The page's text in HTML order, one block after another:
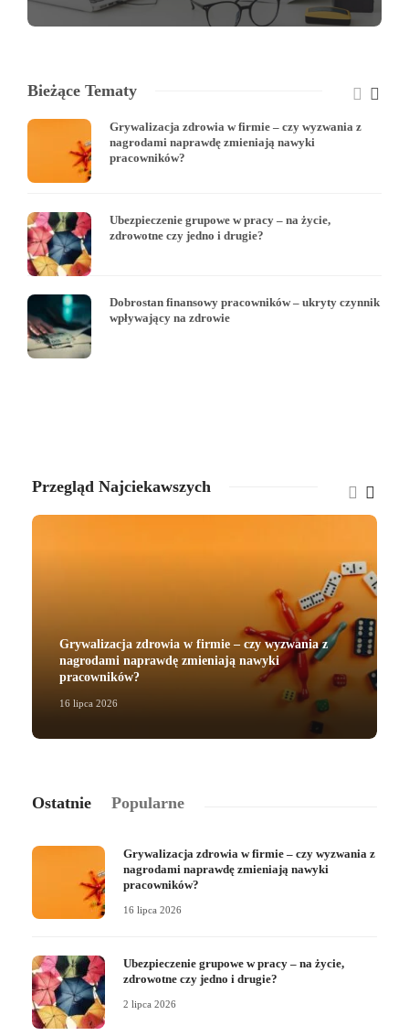
Bieżące Tematy
Grywalizacja zdrowia w firmie – czy wyzwania z
nagrodami naprawdę zmieniają nawyki
pracowników?
Ubezpieczenie grupowe w pracy – na życie,
zdrowotne czy jedno i drugie?
Dobrostan finansowy pracowników – ukryty czynnik
wpływający na zdrowie
Przegląd Najciekawszych
Grywalizacja zdrowia w firmie – czy wyzwania z
nagrodami naprawdę zmieniają nawyki
pracowników?
16 lipca 2026
Ostatnie Popularne
Grywalizacja zdrowia w firmie – czy wyzwania z
nagrodami naprawdę zmieniają nawyki
pracowników?
16 lipca 2026
Ubezpieczenie grupowe w pracy – na życie,
zdrowotne czy jedno i drugie?
2 lipca 2026